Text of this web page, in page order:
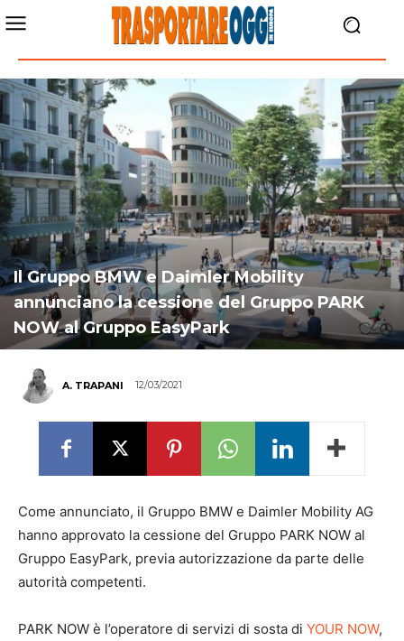
Il Gruppo BMW e Daimler Mobility
annunciano la cessione del Gruppo PARK
NOW al Gruppo EasyPark
A. TRAPANI 12/03/2021
Come annunciato, il Gruppo BMW e Daimler Mobility AG
hanno approvato la cessione del Gruppo PARK NOW al
Gruppo EasyPark, previa autorizzazione da parte delle
autorità competenti.
PARK NOW è l’operatore di servizi di sosta di YOUR NOW,